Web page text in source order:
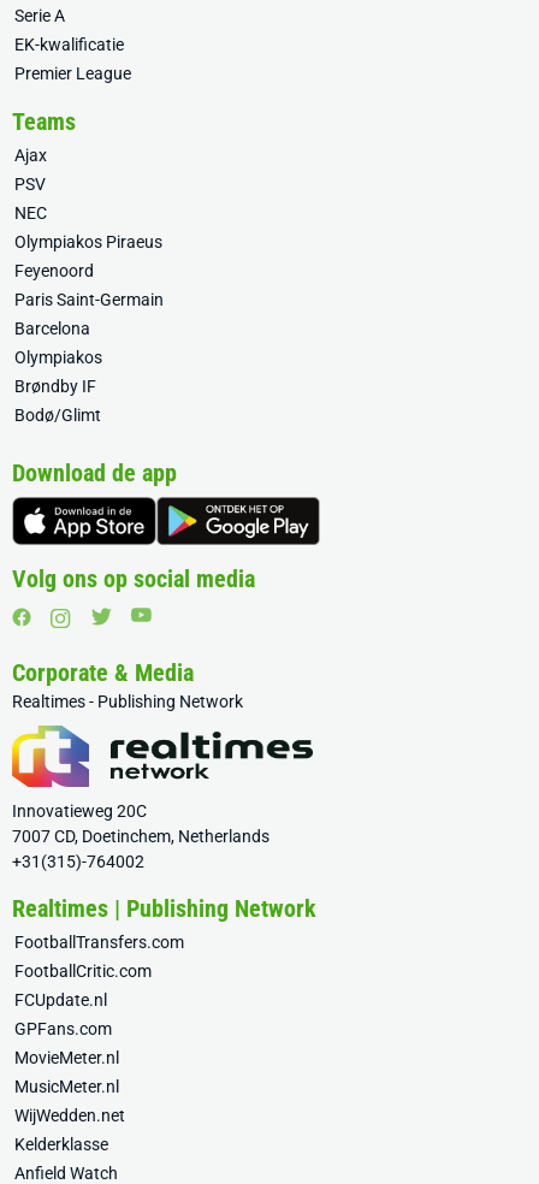
Serie A
EK-kwalificatie
Premier League
Teams
Ajax
PSV
NEC
Olympiakos Piraeus
Feyenoord
Paris Saint-Germain
Barcelona
Olympiakos
Brøndby IF
Bodø/Glimt
Download de app
Volg ons op social media
Corporate & Media
Realtimes - Publishing Network
Innovatieweg 20C
7007 CD, Doetinchem, Netherlands
+31(315)-764002
Realtimes | Publishing Network
FootballTransfers.com
FootballCritic.com
FCUpdate.nl
GPFans.com
MovieMeter.nl
MusicMeter.nl
WijWedden.net
Kelderklasse
Anfield Watch